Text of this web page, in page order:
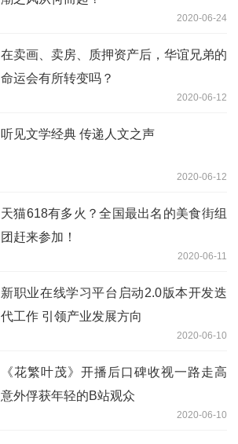
2020-06-24
在卖画、卖房、质押资产后，华谊兄弟的
命运会有所转变吗？
2020-06-12
听见文学经典 传递人文之声
2020-06-12
天猫618有多火？全国最出名的美食街组
团赶来参加！
2020-06-11
新职业在线学习平台启动2.0版本开发迭
代工作 引领产业发展方向
2020-06-10
《花繁叶茂》开播后口碑收视一路走高
意外俘获年轻的B站观众
2020-06-10